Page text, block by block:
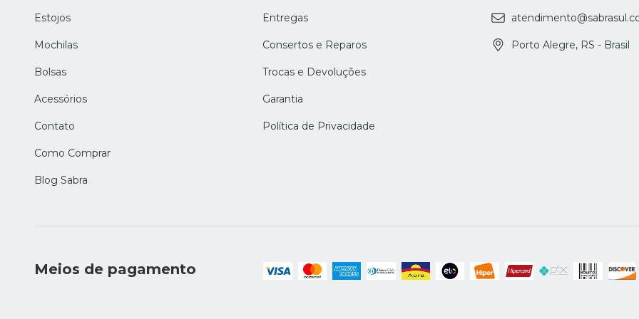
Estojos
Mochilas
Bolsas
Acessórios
Contato
Como Comprar
Blog Sabra
Entregas
Consertos e Reparos
Trocas e Devoluções
Garantia
Política de Privacidade
Porto Alegre, RS - Brasil
Meios de pagamento